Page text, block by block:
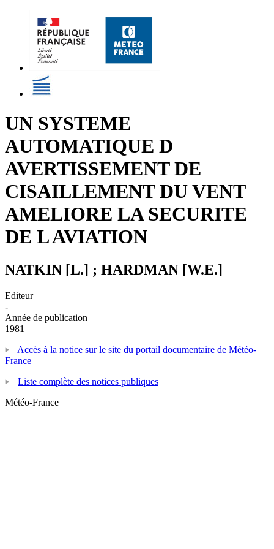
UN SYSTEME
AUTOMATIQUE D
AVERTISSEMENT DE
CISAILLEMENT DU VENT
AMELIORE LA SECURITE
DE L AVIATION
NATKIN [L.] ; HARDMAN [W.E.]
Editeur
-
Année de publication
1981
Accès à la notice sur le site du portail documentaire de Météo-
France
Liste complète des notices publiques
Météo-France